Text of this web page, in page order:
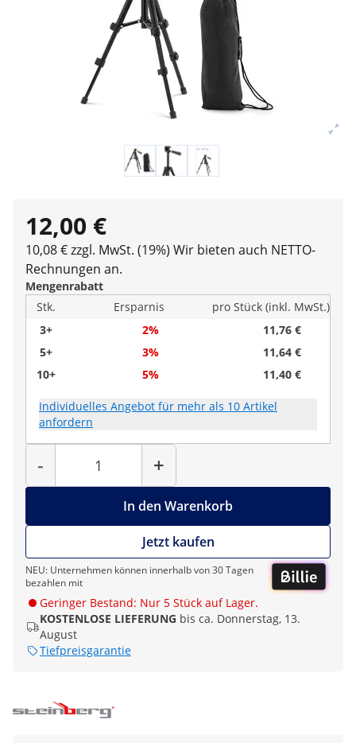
12,00 €
10,08 € zzgl. MwSt. (19%) Wir bieten auch NETTO-
Rechnungen an.
Mengenrabatt
Stk.
Ersparnis
pro Stück (inkl. MwSt.)
3+
2%
11,76 €
5+
3%
11,64 €
10+
5% 11,40 €
Individuelles Angebot für mehr als 10 Artikel
anfordern
-
Menge
+
In den Warenkorb
Jetzt kaufen
NEU: Unternehmen können innerhalb von 30 Tagen
bezahlen mit
Geringer Bestand: Nur 5 Stück auf Lager.
KOSTENLOSE LIEFERUNG bis ca. Donnerstag, 13.
August
Tiefpreisgarantie